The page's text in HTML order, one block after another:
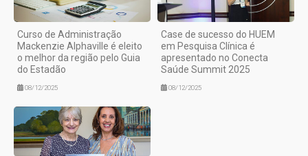
Curso de Administração
Mackenzie Alphaville é eleito
o melhor da região pelo Guia
do Estadão
08/12/2025
Case de sucesso do HUEM
em Pesquisa Clínica é
apresentado no Conecta
Saúde Summit 2025
08/12/2025